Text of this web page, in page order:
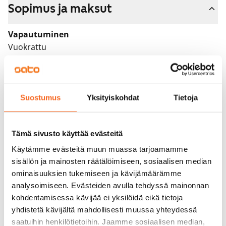
Suostumus Yksityiskohdat Tietoja
Tämä sivusto käyttää evästeitä
Käytämme evästeitä muun muassa tarjoamamme
sisällön ja mainosten räätälöimiseen, sosiaalisen median
ominaisuuksien tukemiseen ja kävijämäärämme
analysoimiseen. Evästeiden avulla tehdyssä mainonnan
kohdentamisessa kävijää ei yksilöidä eikä tietoja
yhdistetä kävijältä mahdollisesti muussa yhteydessä
saatuihin henkilötietoihin. Jaamme sosiaalisen median,
Sopimus ja maksut
Vapautuminen
Vuokrattu
Varallisuusrajat
Ei
Vuokra
0 €, (yrityksille min. 1 kk vuokra)
Kotivakuutus
Pakollinen, ei sisälly vuokraan
Vesimaksu
Kulutuksen mukaan